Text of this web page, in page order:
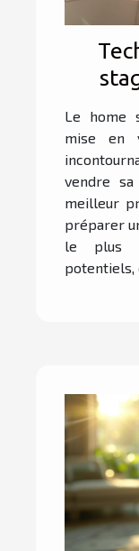
Le home
mise en
vendre
meilleur
préparer
le plus
potentiels,